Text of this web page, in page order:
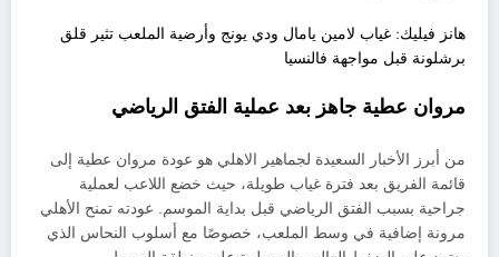
هانز فيليك: غياب لامين يامال ودي يونج وأرضية الملعب تثير قلق
برشلونة قبل مواجهة فالنسيا
مروان عطية جاهز بعد عملية الفتق الرياضي
من أبرز الأخبار السعيدة لجماهير الاهلي هو عودة مروان عطية إلى
قائمة الفريق بعد فترة غياب طويلة، حيث خضع اللاعب لعملية
جراحية بسبب الفتق الرياضي قبل بداية الموسم. عودته تمنح الأهلي
مرونة إضافية في وسط الملعب، خصوصًا مع أسلوب النحاس الذي